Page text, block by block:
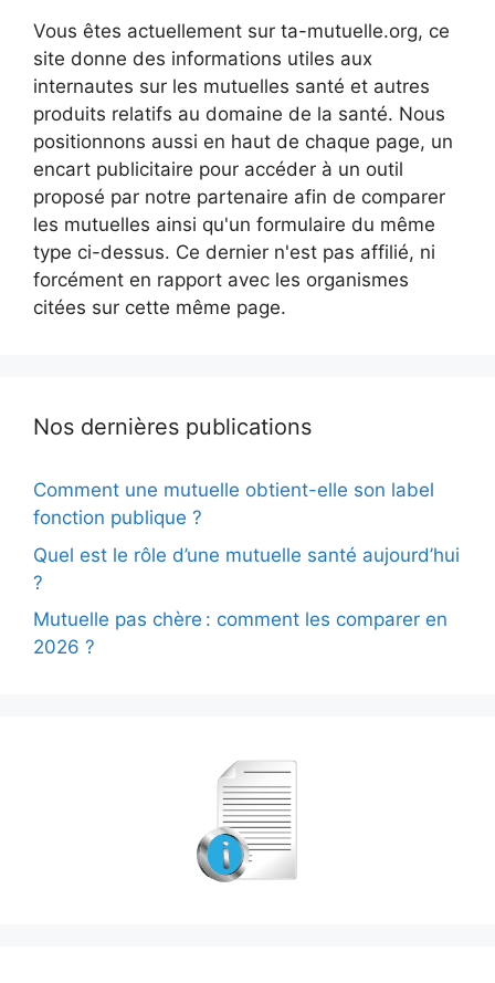
Vous êtes actuellement sur ta-mutuelle.org, ce
site donne des informations utiles aux
internautes sur les mutuelles santé et autres
produits relatifs au domaine de la santé. Nous
positionnons aussi en haut de chaque page, un
encart publicitaire pour accéder à un outil
proposé par notre partenaire afin de comparer
les mutuelles ainsi qu'un formulaire du même
type ci-dessus. Ce dernier n'est pas affilié, ni
forcément en rapport avec les organismes
citées sur cette même page.
Nos dernières publications
Comment une mutuelle obtient-elle son label
fonction publique ?
Quel est le rôle d’une mutuelle santé aujourd’hui
?
Mutuelle pas chère : comment les comparer en
2026 ?